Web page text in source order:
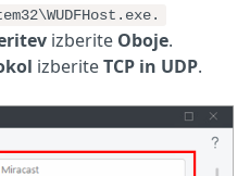
izberite Oboje.
izberiteTCP in UDP.